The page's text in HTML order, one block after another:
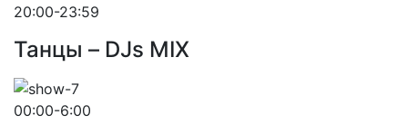
20:00-23:59
Танцы – DJs MIX
00:00-6:00